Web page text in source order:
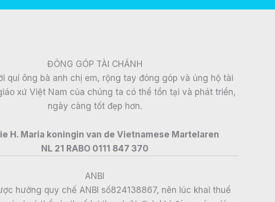
ĐÓNG GÓP TÀI CHÁNH
quí ông bà anh chị em, rộng tay đóng góp và ủng hộ tài
xứ Việt Nam của chúng ta có thể tồn tại và phát triển,
ngày càng tốt đẹp hơn.
H. Maria koningin van de Vietnamese Martelaren
NL 21 RABO 0111 847 370
ANBI
hưởng quy chế ANBI số824138867, nên lúc khai thuế